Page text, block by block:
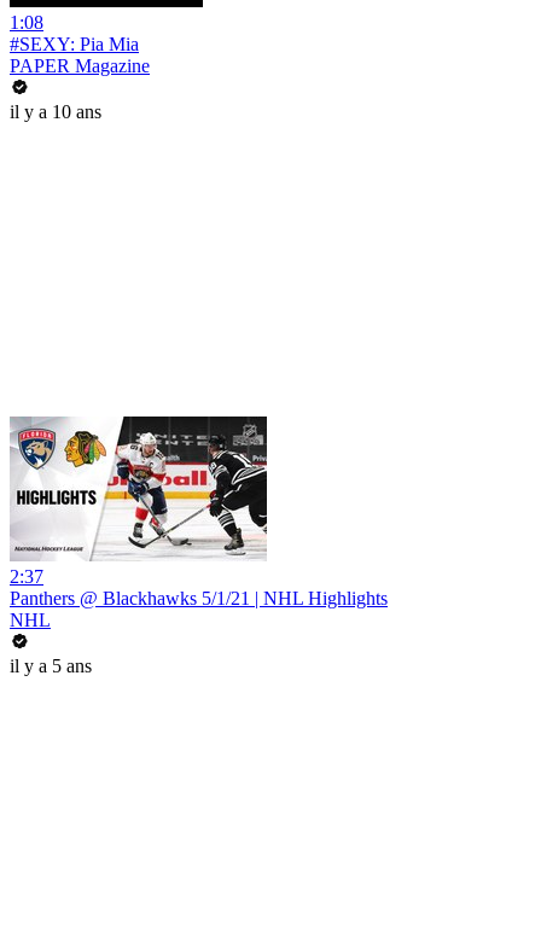
1:08
#SEXY: Pia Mia
PAPER Magazine
il y a 10 ans
2:37
Panthers @ Blackhawks 5/1/21 | NHL Highlights
NHL
il y a 5 ans